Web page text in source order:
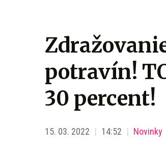
potravín!
30 percent!
15. 03. 2022 14:52 Novinky